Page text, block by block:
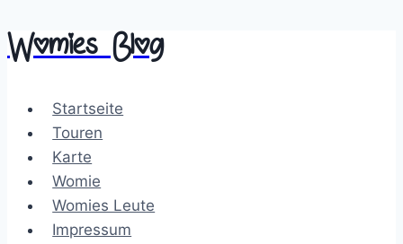
Zum
Inhalt
Womies Blog
Startseite
Touren
Karte
Womie
Womies Leute
Impressum